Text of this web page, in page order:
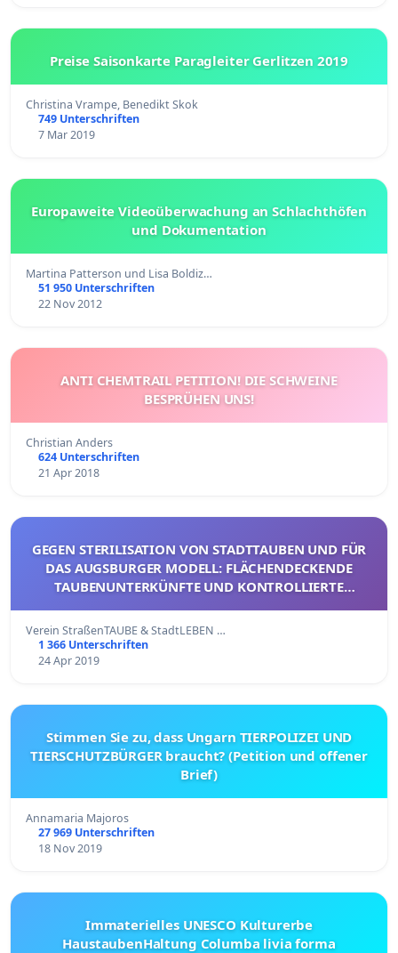
Preise Saisonkarte Paragleiter Gerlitzen 2019
Christina Vrampe, Benedikt Skok
749 Unterschriften
7 Mar 2019
Europaweite Videoüberwachung an Schlachthöfen
und Dokumentation
Martina Patterson und Lisa Boldiz…
51 950 Unterschriften
22 Nov 2012
ANTI CHEMTRAIL PETITION! DIE SCHWEINE
BESPRÜHEN UNS!
Christian Anders
624 Unterschriften
21 Apr 2018
GEGEN STERILISATION VON STADTTAUBEN UND FÜR
DAS AUGSBURGER MODELL: FLÄCHENDECKENDE
TAUBENUNTERKÜNFTE UND KONTROLLIERTE
Verein StraßenTAUBE & StadtLEBEN …
1 366 Unterschriften
24 Apr 2019
Stimmen Sie zu, dass Ungarn TIERPOLIZEI UND
TIERSCHUTZBÜRGER braucht? (Petition und offener
Brief)
Annamaria Majoros
27 969 Unterschriften
18 Nov 2019
Immaterielles UNESCO Kulturerbe
HaustaubenHaltung Columba livia forma